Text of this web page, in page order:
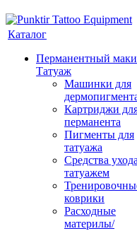
Каталог
Перманентный
Татуаж
Машинки для
Картриджи
перманента
Пигменты для
татуажа
Средства
татуажем
коврики
Расходные
материлы/